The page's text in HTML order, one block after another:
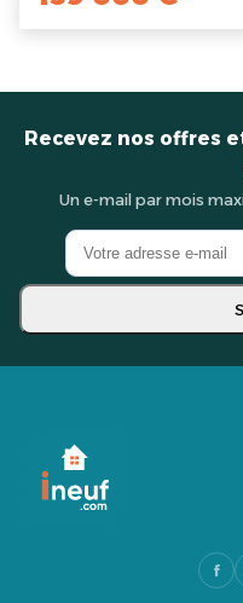
Recevez nos offres
Un e-mail par mois
f